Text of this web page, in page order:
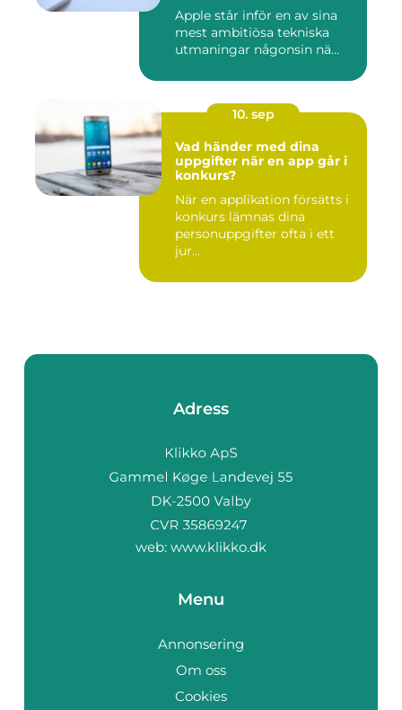
Apple står inför en av sina
mest ambitiösa tekniska
utmaningar någonsin nä...
10. sep
Vad händer med dina
uppgifter när en app går i
konkurs?
När en applikation försätts i
konkurs lämnas dina
personuppgifter ofta i ett
jur...
Adress
web: www.klikko.dk
Menu
Annonsering
Om oss
Cookies